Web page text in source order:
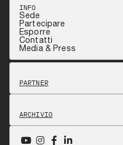
INFO
Sede
Partecipare
Esporre
Contatti
Media & Press
PARTNER
ARCHIVIO